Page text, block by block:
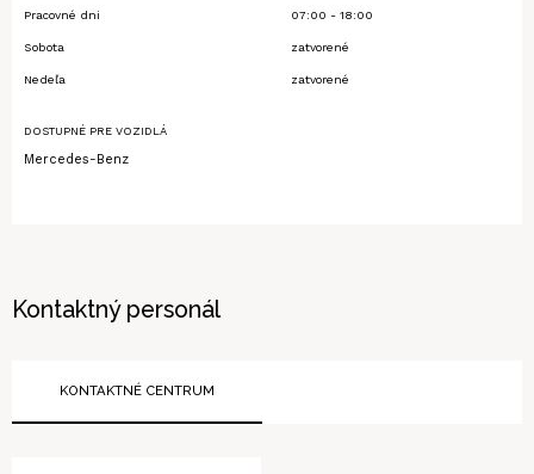
Pracovné dni 07:00 - 18:00
Sobota zatvorené
Nedeľa zatvorené
DOSTUPNÉ PRE VOZIDLÁ
Mercedes-Benz
Kontaktný personál
KONTAKTNÉ CENTRUM